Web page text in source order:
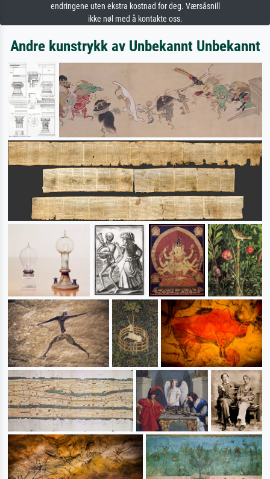
endringene uten ekstra kostnad for deg. Værsåsnill
ikke nøl med å kontakte oss.
Andre kunstrykk av Unbekannt Unbekannt